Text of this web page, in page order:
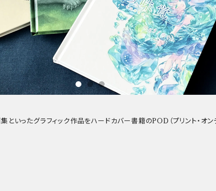
といったグラフィック作品をハードカバー書籍のPOD（プリント・オ